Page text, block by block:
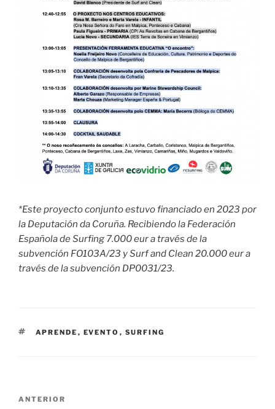
*Este proyecto conjunto estuvo financiado en 2023 por
la Deputación da Coruña. Recibiendo la Federación
Española de Surfing 7.000 eur a través de la
subvención FO103A/23 y Surf and Clean 20.000 eur a
través de la subvención DP0031/23.
ETIQUETAS
APRENDE , EVENTO , SURFING
Navegación
Entrada
ANTERIOR